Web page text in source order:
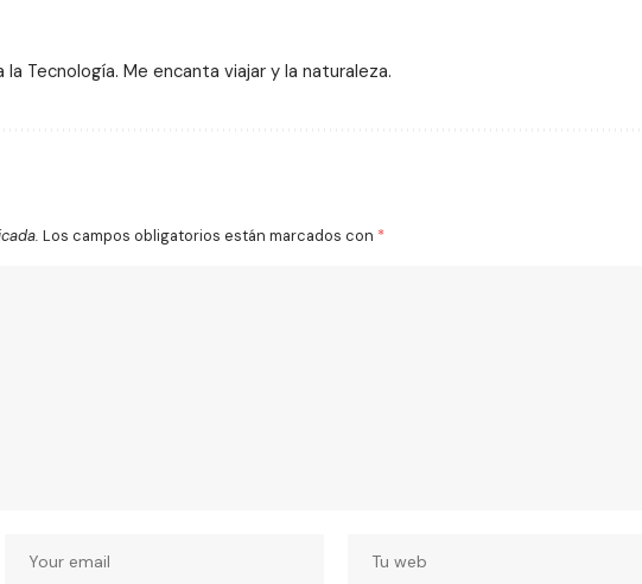
Tecnología. Me encanta viajar y la naturaleza.
Los campos obligatorios están marcados con *